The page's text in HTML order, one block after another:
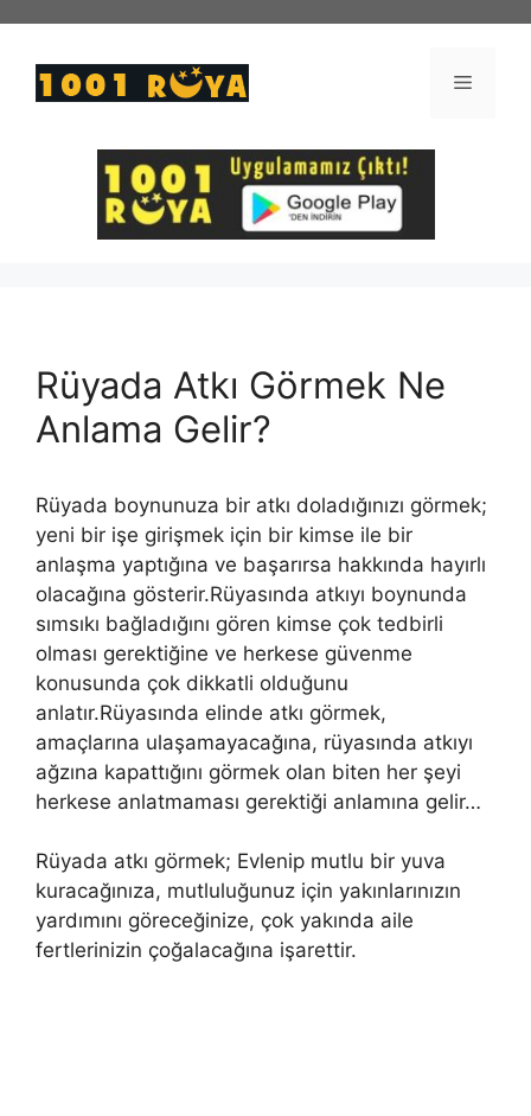
Menü
Rüyada Atkı Görmek Ne
Anlama Gelir?
Rüyada boynunuza bir atkı doladığınızı görmek;
yeni bir işe girişmek için bir kimse ile bir
anlaşma yaptığına ve başarırsa hakkında hayırlı
olacağına gösterir.Rüyasında atkıyı boynunda
sımsıkı bağladığını gören kimse çok tedbirli
olması gerektiğine ve herkese güvenme
konusunda çok dikkatli olduğunu
anlatır.Rüyasında elinde atkı görmek,
amaçlarına ulaşamayacağına, rüyasında atkıyı
ağzına kapattığını görmek olan biten her şeyi
herkese anlatmaması gerektiği anlamına gelir…
Rüyada atkı görmek; Evlenip mutlu bir yuva
kuracağınıza, mutluluğunuz için yakınlarınızın
yardımını göreceğinize, çok yakında aile
fertlerinizin çoğalacağına işarettir.